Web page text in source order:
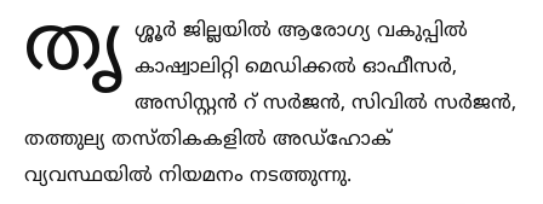
തൃ ശ്ശൂര്‍ ജില്ലയില്‍ ആരോഗ്യ വകുപ്പില്‍
കാഷ്വാലിറ്റി മെഡിക്കല്‍ ഓഫീസർ,
അസിസ്റ്റൻ റ് സർജൻ, സിവില്‍ സർജൻ,
തത്തുല്യ തസ്തികകളില്‍ അഡ്‌ഹോക്
വ്യവസ്ഥയില്‍ നിയമനം നടത്തുന്നു.